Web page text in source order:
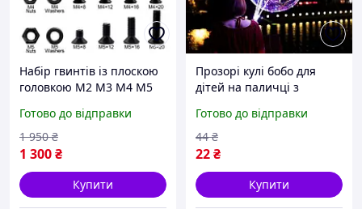
Набір гвинтів із плоскою
головкою М2 М3 М4 М5
шайбами та ключами для
монтажу FLAME
Готово до відправки
1 300₴
1 950 ₴
Купити
Прозорі кулі бобо для
дітей на паличці з
світяться в темряві bobo
lux
Готово до відправки
22₴
44 ₴
Купити